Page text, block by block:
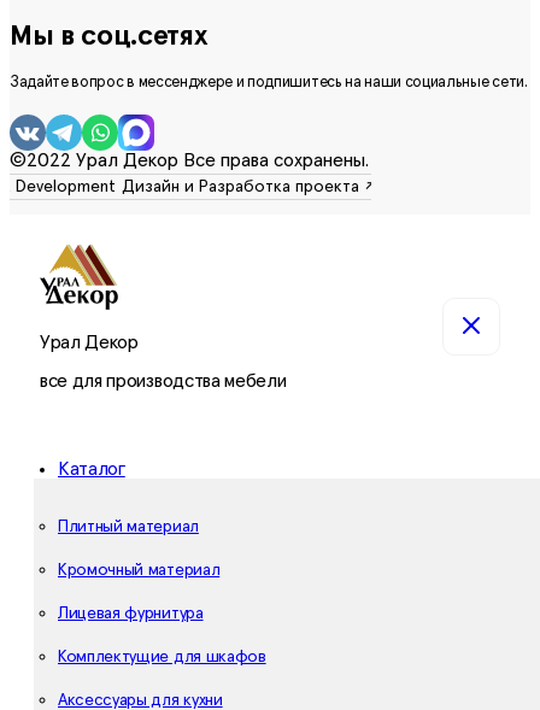
Мы в соц.сетях
Задайте вопрос в мессенджере и подпишитесь на наши социальные сети.
©2022 Урал Декор Все права сохранены.
Урал Декор
все для производства мебели
Каталог
Плитный материал
Кромочный материал
Лицевая фурнитура
Комплектущие для шкафов
Аксессуары для кухни